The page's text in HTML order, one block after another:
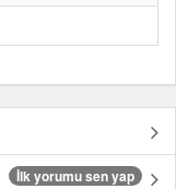
İlk yorumu sen yap